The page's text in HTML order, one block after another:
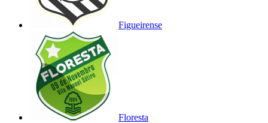
Figueirense
Floresta